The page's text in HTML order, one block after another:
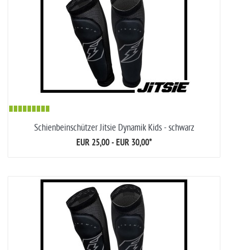
Schienbeinschützer Jitsie Dynamik Kids - schwarz
EUR 25,00 - EUR 30,00*